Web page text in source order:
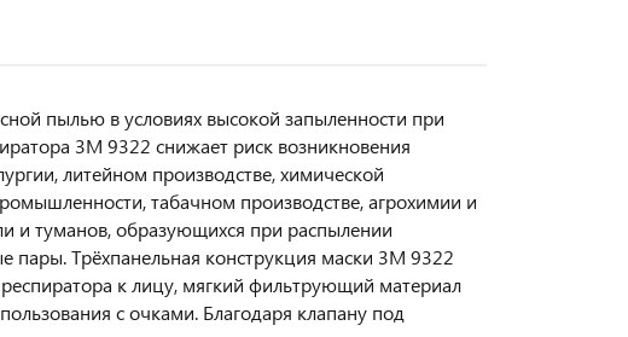
пылью в условиях высокой запыленности при
3М 9322 снижает риск возникновения
литейном производстве, химической
табачном производстве, агрохимии и
и туманов, образующихся при распылении
пары. Трёхпанельная конструкция маски 3М 9322
к лицу, мягкий фильтрующий материал
с очками. Благодаря клапану под